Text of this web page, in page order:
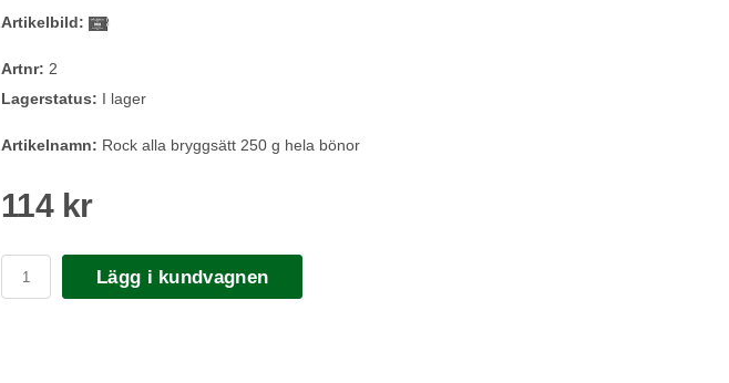
Artikelbild:
Artnr: 2
Lagerstatus: I lager
Artikelnamn: Rock alla bryggsätt 250 g hela bönor
114 kr
Lägg i kundvagnen